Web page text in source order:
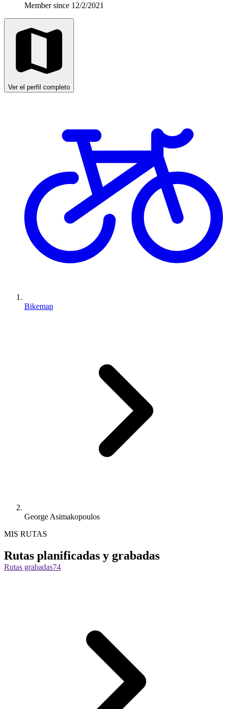
Member since 12/2/2021
Ver el perfil completo
Bikemap
George Asimakopoulos
MIS RUTAS
Rutas planificadas y grabadas
Rutas grabadas74